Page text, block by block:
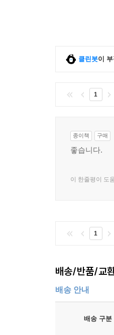
클린봇이
1
종이책 구매
좋습니다.
이 한줄평이 도
1
배송/반품/교
배송 안내
배송 구분